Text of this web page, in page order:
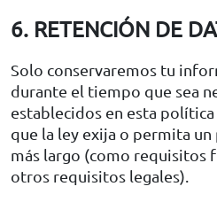
6. RETENCIÓN DE
Solo conservaremos tu
durante el tiempo que sea
establecidos en esta
que la ley exija o permita
más largo (como requisitos
otros requisitos legales).